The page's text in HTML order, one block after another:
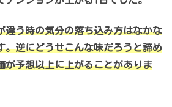
違う時の気分の落ち込み方はなかな
。逆にどうせこんな味だろうと諦め
が予想以上に上がることがありま